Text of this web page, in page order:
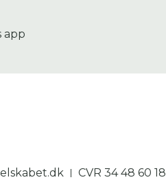
app
CVR 34 48 60 18